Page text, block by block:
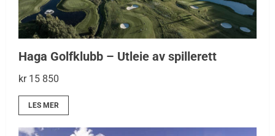
Haga Golfklubb – Utleie av spillerett
kr 15 850
LES MER